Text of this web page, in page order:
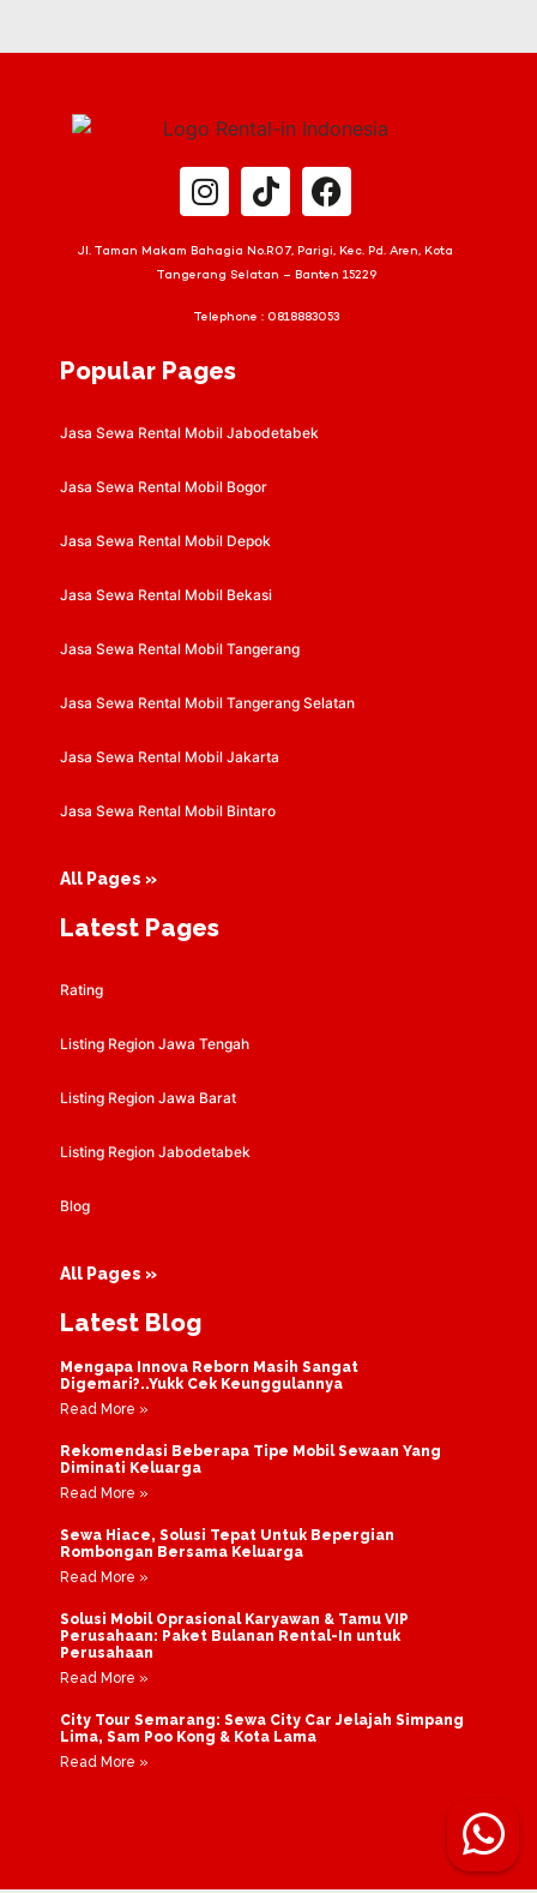
Jl. Taman Makam Bahagia No.R07, Parigi, Kec. Pd. Aren, Kota
Tangerang Selatan – Banten 15229
Telephone : 0818883053
Popular Pages
Jasa Sewa Rental Mobil Jabodetabek
Jasa Sewa Rental Mobil Bogor
Jasa Sewa Rental Mobil Depok
Jasa Sewa Rental Mobil Bekasi
Jasa Sewa Rental Mobil Tangerang
Jasa Sewa Rental Mobil Tangerang Selatan
Jasa Sewa Rental Mobil Jakarta
Jasa Sewa Rental Mobil Bintaro
All Pages »
Latest Pages
Rating
Listing Region Jawa Tengah
Listing Region Jawa Barat
Listing Region Jabodetabek
Blog
All Pages »
Latest Blog
Mengapa Innova Reborn Masih Sangat
Digemari?..Yukk Cek Keunggulannya
Read More »
Rekomendasi Beberapa Tipe Mobil Sewaan Yang
Diminati Keluarga
Read More »
Sewa Hiace, Solusi Tepat Untuk Bepergian
Rombongan Bersama Keluarga
Read More »
Solusi Mobil Oprasional Karyawan & Tamu VIP
Perusahaan: Paket Bulanan Rental-In untuk
Perusahaan
Read More »
City Tour Semarang: Sewa City Car Jelajah Simpang
Lima, Sam Poo Kong & Kota Lama
Read More »